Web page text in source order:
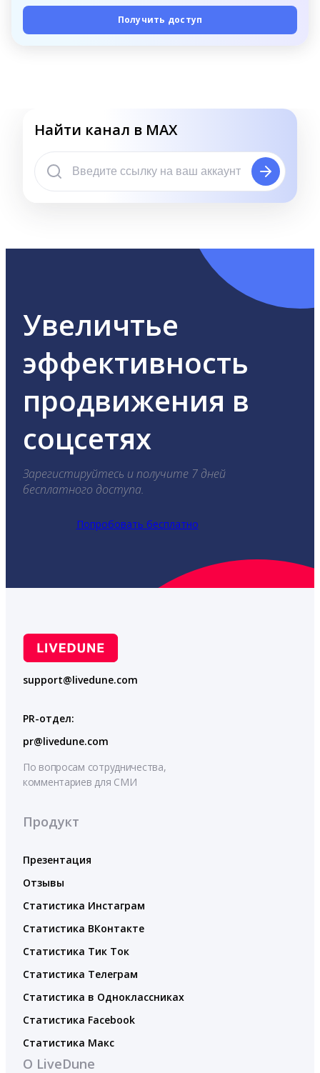
Получить доступ
Найти канал в MAX
Увеличтье
эффективность
продвижения в
соцсетях
Зарегистируйтесь и получите 7 дней
бесплатного доступа.
Попробовать бесплатно
support@livedune.com
PR-отдел:
pr@livedune.com
По вопросам сотрудничества,
комментариев для СМИ
Продукт
Презентация
Отзывы
Статистика Инстаграм
Статистика ВКонтакте
Статистика Тик Ток
Статистика Телеграм
Статистика в Одноклассниках
Статистика Facebook
Статистика Макс
О LiveDune